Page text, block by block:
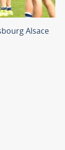
Alsace